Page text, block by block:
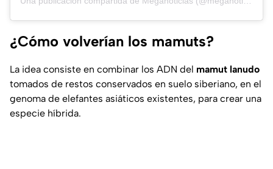
¿Cómo volverían los mamuts?
La idea consiste en combinar los ADN del mamut lanudo
tomados de restos conservados en suelo siberiano, en el
genoma de elefantes asiáticos existentes, para crear una
especie híbrida.